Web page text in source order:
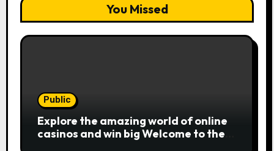
You Missed
Public
Explore the amazing world of online
casinos and win big Welcome to the